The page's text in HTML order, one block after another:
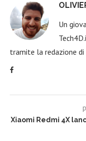
Un
tramite la redazione
Xiaomi Redmi 4X